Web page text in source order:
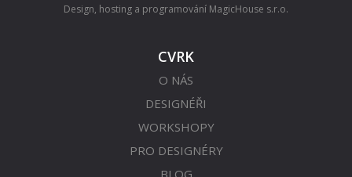
Design, hosting a programování MagicHouse s.r.o.
CVRK
O NÁS
DESIGNÉŘI
WORKSHOPY
PRO DESIGNÉRY
BLOG